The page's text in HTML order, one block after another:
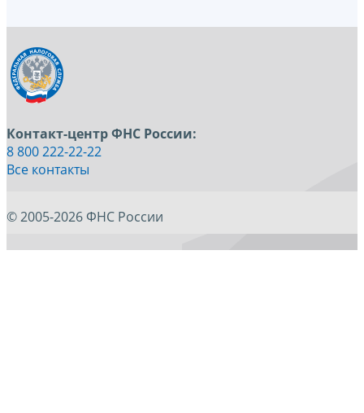
Контакт-центр ФНС России:
8 800 222-22-22
Все контакты
© 2005-2026 ФНС России